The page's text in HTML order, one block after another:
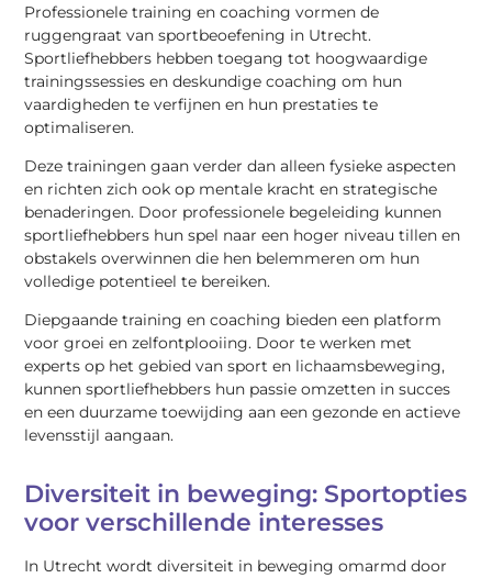
Professionele training en coaching vormen de
ruggengraat van sportbeoefening in Utrecht.
Sportliefhebbers hebben toegang tot hoogwaardige
trainingssessies en deskundige coaching om hun
vaardigheden te verfijnen en hun prestaties te
optimaliseren.
Deze trainingen gaan verder dan alleen fysieke aspecten
en richten zich ook op mentale kracht en strategische
benaderingen. Door professionele begeleiding kunnen
sportliefhebbers hun spel naar een hoger niveau tillen en
obstakels overwinnen die hen belemmeren om hun
volledige potentieel te bereiken.
Diepgaande training en coaching bieden een platform
voor groei en zelfontplooiing. Door te werken met
experts op het gebied van sport en lichaamsbeweging,
kunnen sportliefhebbers hun passie omzetten in succes
en een duurzame toewijding aan een gezonde en actieve
levensstijl aangaan.
Diversiteit in beweging: Sportopties
voor verschillende interesses
In Utrecht wordt diversiteit in beweging omarmd door